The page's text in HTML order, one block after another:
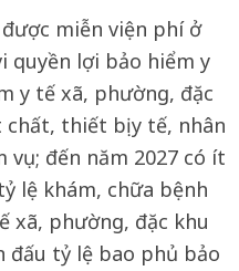
miễn viện phí ở
quyền lợi bảo hiểm y
y tế xã, phường, đặc
thiết bị y tế, nhân
vụ; đến năm 2027 có ít
lệ khám, chữa bệnh
xã, phường, đặc khu
đấu tỷ lệ bao phủ bảo